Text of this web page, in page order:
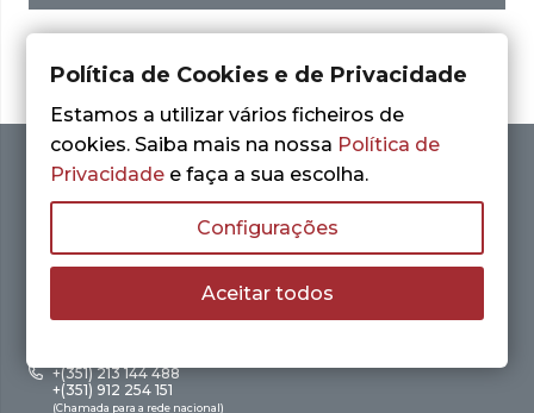
+(351) 213 144 488
+(351) 912 254 151
(Chamada para a rede nacional)
Política de Cookies e de Privacidade
Estamos a utilizar vários ficheiros de
cookies. Saiba mais na nossa Política de
Privacidade e faça a sua escolha.
Configurações
Aceitar todos